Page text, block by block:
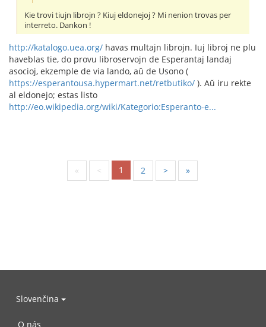
Kie trovi tiujn librojn ? Kiuj eldonejoj ? Mi nenion trovas per
interreto. Dankon !
http://katalogo.uea.org/ havas multajn librojn. Iuj libroj ne plu
haveblas tie, do provu libroservojn de Esperantaj landaj
asocioj, ekzemple de via lando, aŭ de Usono (
https://esperantousa.hypermart.net/retbutiko/ ). Aŭ iru rekte
al eldonejo; estas listo
http://eo.wikipedia.org/wiki/Kategorio:Esperanto-e...
« < 1 2 > »
Slovenčina
O nás